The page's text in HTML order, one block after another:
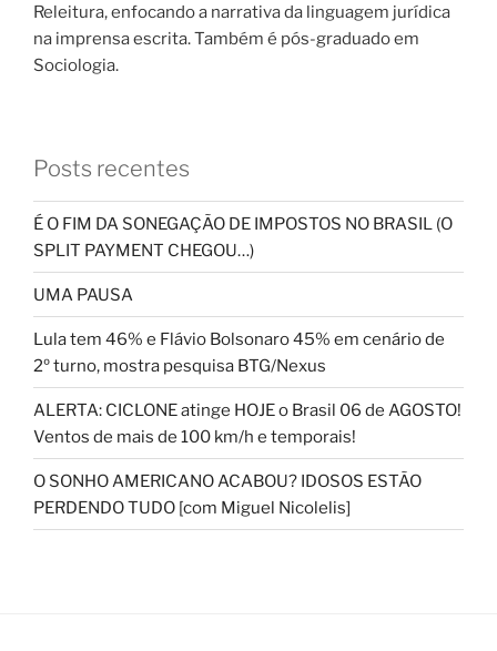
Releitura, enfocando a narrativa da linguagem jurídica
na imprensa escrita. Também é pós-graduado em
Sociologia.
Posts recentes
É O FIM DA SONEGAÇÃO DE IMPOSTOS NO BRASIL (O
SPLIT PAYMENT CHEGOU…)
UMA PAUSA
Lula tem 46% e Flávio Bolsonaro 45% em cenário de
2º turno, mostra pesquisa BTG/Nexus
ALERTA: CICLONE atinge HOJE o Brasil 06 de AGOSTO!
Ventos de mais de 100 km/h e temporais!
O SONHO AMERICANO ACABOU? IDOSOS ESTÃO
PERDENDO TUDO [com Miguel Nicolelis]